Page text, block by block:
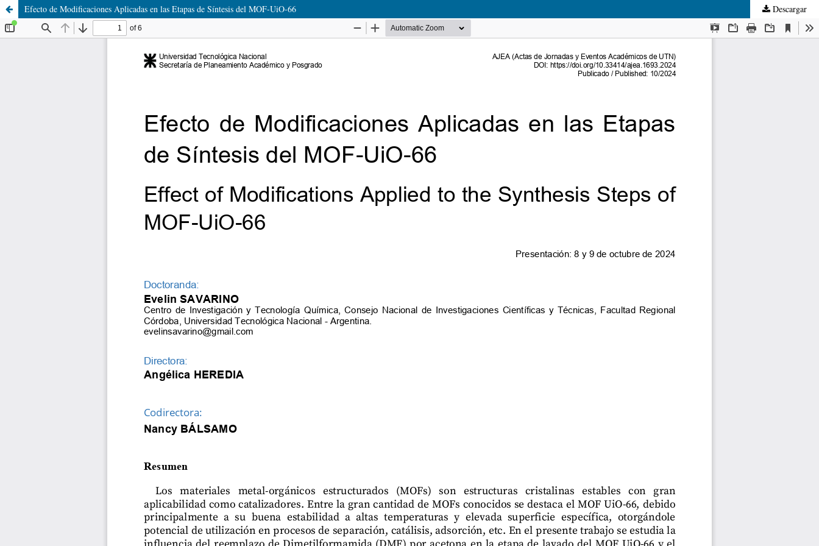
Efecto de Modificaciones Aplicadas en las Etapas de Síntesis del MOF-UiO-66 Descargar